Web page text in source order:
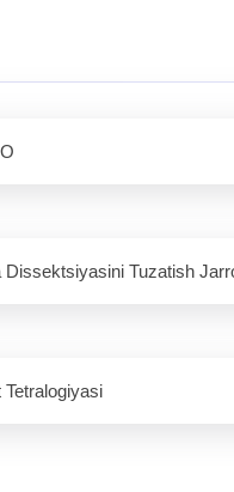
Dissektsiyasini Tuzatish
Tetralogiyasi